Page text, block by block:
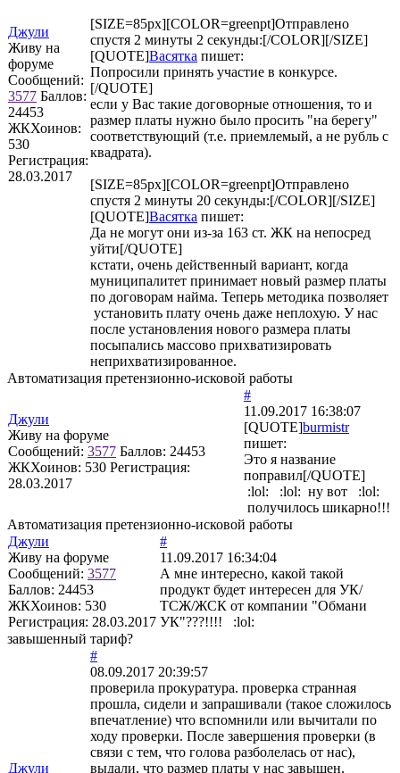
Джули
Живу на
форуме
Сообщений:
3577 Баллов:
24453
ЖКХоинов:
530
Регистрация:
28.03.2017
[SIZE=85px][COLOR=greenpt]Отправлено
спустя 2 минуты 2 секунды:[/COLOR][/SIZE]
[QUOTE]Васятка пишет:
Попросили принять участие в конкурсе.
[/QUOTE]
если у Вас такие договорные отношения, то и
размер платы нужно было просить "на берегу"
соответствующий (т.е. приемлемый, а не рубль с
квадрата).
[SIZE=85px][COLOR=greenpt]Отправлено
спустя 2 минуты 20 секунды:[/COLOR][/SIZE]
[QUOTE]Васятка пишет:
Да не могут они из-за 163 ст. ЖК на непосред
уйти[/QUOTE]
кстати, очень действенный вариант, когда
муниципалитет принимает новый размер платы
по договорам найма. Теперь методика позволяет
установить плату очень даже неплохую. У нас
после установления нового размера платы
посыпались массово прихватизировать
неприхватизированное.
Автоматизация претензионно-исковой работы
Джули
Живу на форуме
Сообщений: 3577 Баллов: 24453
ЖКХоинов: 530 Регистрация:
28.03.2017
#
11.09.2017 16:38:07
[QUOTE]burmistr
пишет:
Это я название
поправил[/QUOTE]
:lol: :lol: ну вот :lol:
получилось шикарно!!!
Автоматизация претензионно-исковой работы
Джули
Живу на форуме
Сообщений: 3577
Баллов: 24453
ЖКХоинов: 530
Регистрация: 28.03.2017
#
11.09.2017 16:34:04
А мне интересно, какой такой
продукт будет интересен для УК/
ТСЖ/ЖСК от компании "Обмани
УК"???!!!! :lol:
завышенный тариф?
Джули
#
08.09.2017 20:39:57
проверила прокуратура. проверка странная
прошла, сидели и запрашивали (такое сложилось
впечатление) что вспомнили или вычитали по
ходу проверки. После завершения проверки (в
связи с тем, что голова разболелась от нас),
выдали, что размер платы у нас завышен,